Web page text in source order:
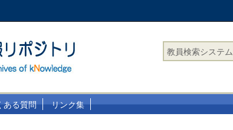
教員検索システム
ある質問 リンク集